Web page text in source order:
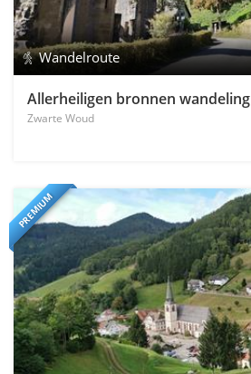
Wandelroute
Allerheiligen bronnen wandeling
Zwarte Woud
PREMIUM